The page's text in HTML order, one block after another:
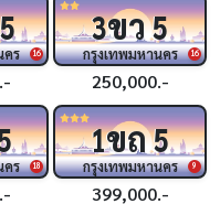
16
คร 16
3ขว5
กรุงเทพมหานคร
250,000.-
18
คร 9
1ขถ5
กรุงเทพมหานคร
399,000.-